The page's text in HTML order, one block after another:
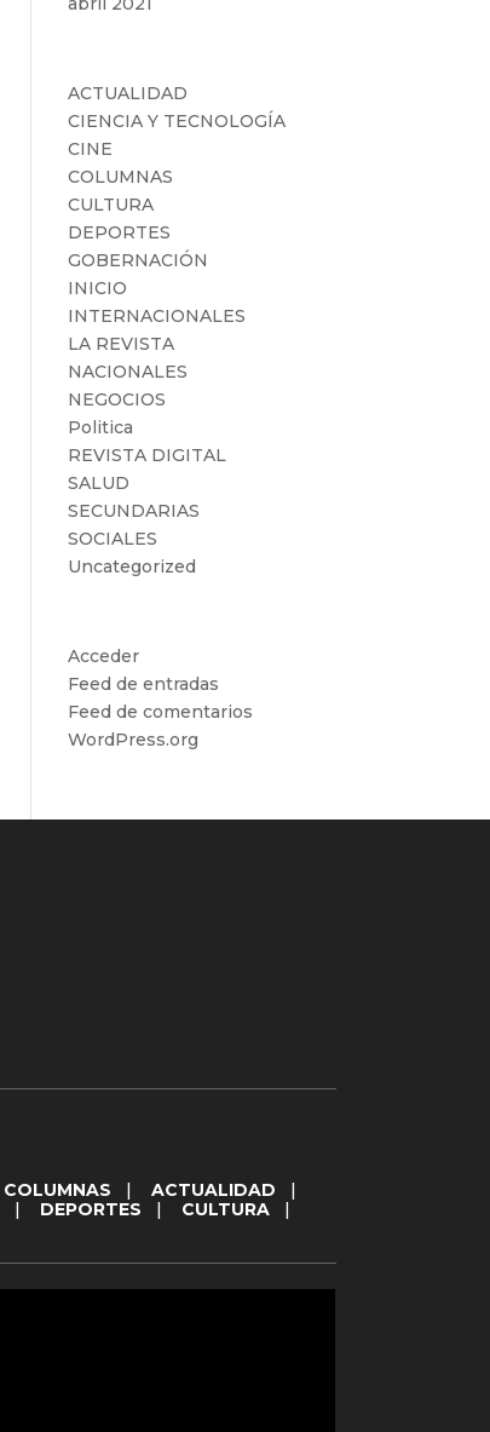
ACTUALIDAD
CIENCIA Y TECNOLOGÍA
CINE
COLUMNAS
CULTURA
DEPORTES
GOBERNACIÓN
INICIO
INTERNACIONALES
LA REVISTA
NACIONALES
NEGOCIOS
Politica
REVISTA DIGITAL
SALUD
SECUNDARIAS
SOCIALES
Uncategorized
Acceder
Feed de entradas
Feed de comentarios
WordPress.org
COLUMNAS ACTUALIDAD
DEPORTES CULTURA|